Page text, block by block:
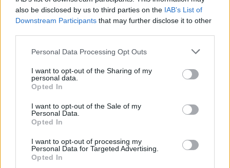
also be disclosed by us to third parties on the IAB’s List of
Downstream Participants that may further disclose it to other
Personal Data Processing Opt Outs
I want to opt-out of the Sharing of my
personal data.
Opted In
I want to opt-out of the Sale of my
Personal Data.
Opted In
I want to opt-out of processing my
Personal Data for Targeted Advertising.
Opted In
arnés del propio carro y no el de la guagua, y ubicando la
sillita de forma que no entorpezca el paso del resto de
viajeros.
de forma simultánea una silla de ruedas y un carrito de
el carro para no ocupar el cinturón de seguridad
previsto para sillas de ruedas. Así mismo se permite el
acceso de carros de bebés gemelares. Lo más
conveniente es que el adulto que acompaña a los niños
los mantenga en el carro, si bien sigue existiendo la
opción de viajar sentados, siempre y cuando haya dos
Bicicletas plegables
En la campaña informativa, hay un vídeo específico